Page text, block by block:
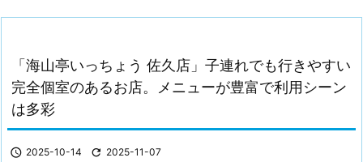
「海山亭いっちょう 佐久店」子連れでも行きやすい
完全個室のあるお店。メニューが豊富で利用シーン
は多彩
 2025-10-14  2025-11-07